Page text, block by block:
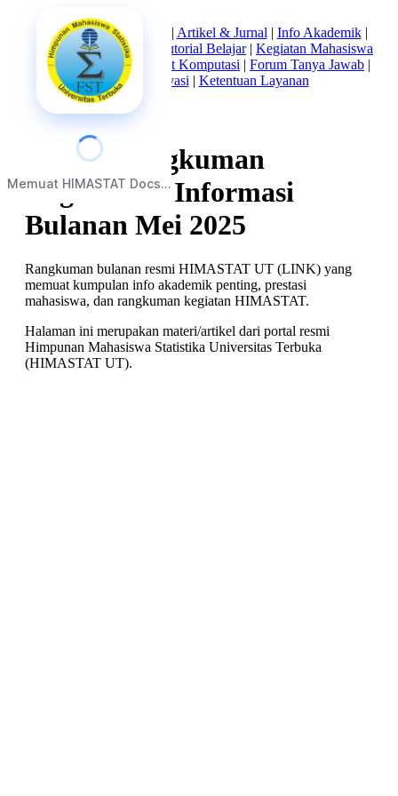
Memuat HIMASTAT Docs...
Beranda|Tentang Kami | Artikel & Jurnal | Info Akademik|
Mata Kuliah Statistika
Tutorial Belajar| Kegiatan Mahasiswa
Struktur Himpunan Alat Komputasi | Forum Tanya Jawab |
Kebijakan Privasi | Ketentuan Layanan
LINK: Rangkuman
Kegiatan & Informasi
Bulanan Mei 2025
Rangkuman bulanan resmi HIMASTAT UT (LINK) yang
memuat kumpulan info akademik penting, prestasi
mahasiswa, dan rangkuman kegiatan HIMASTAT.
Halaman ini merupakan materi/artikel dari portal resmi
Himpunan Mahasiswa Statistika Universitas Terbuka
(HIMASTAT UT).